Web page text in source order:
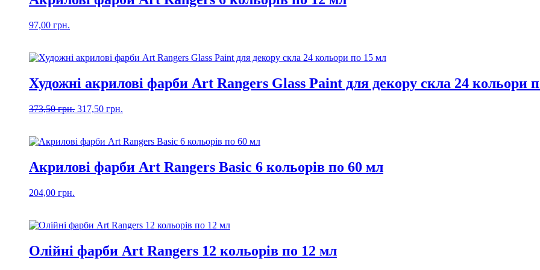
97,00 грн.
Художні акрилові фарби Art Rangers Glass Paint для декору скла 24 кольори
373,50грн. Оригінальна
317,50 грн.
Акрилові фарби Art Rangers Basic 6 кольорів по 60 мл
204,00 грн.
Олійні фарби Art Rangers 12 кольорів по 12 мл